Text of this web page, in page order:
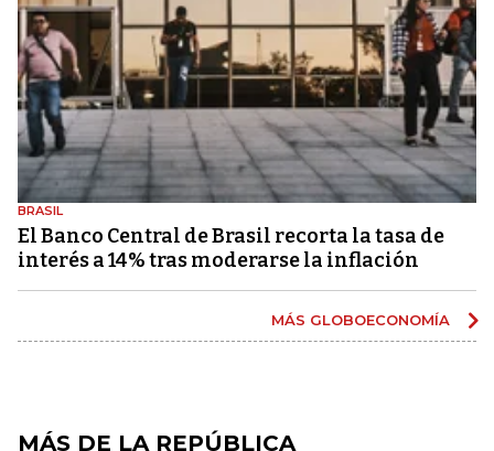
BRASIL
El Banco Central de Brasil recorta la tasa de
interés a 14% tras moderarse la inflación
MÁS GLOBOECONOMÍA
MÁS DE LA REPÚBLICA